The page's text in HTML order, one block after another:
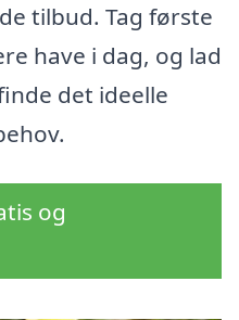
tilbud. Tag første
have i dag, og lad
det ideelle
og